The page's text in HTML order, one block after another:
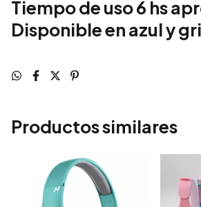
Tiempo de uso 6 hs
Disponible en azul y
Productos similares